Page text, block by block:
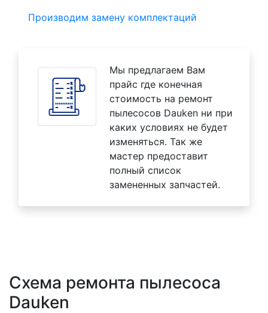
Производим замену комплектаций
Мы предлагаем Вам
прайс где конечная
стоимость на ремонт
пылесосов Dauken ни при
каких условиях не будет
изменяться. Так же
мастер предоставит
полный список
замененных запчастей.
Схема ремонта пылесоса
Dauken